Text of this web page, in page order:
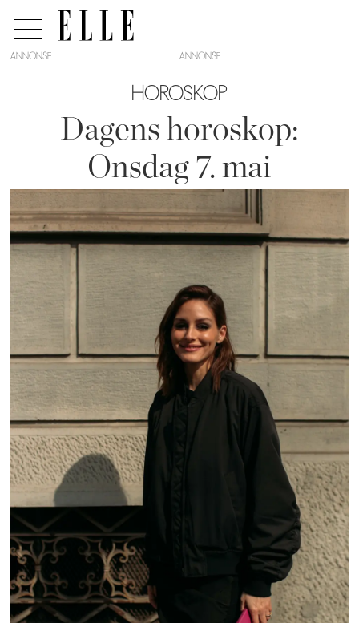
ANNONSE
HOROSKOP
Dagens horoskop:
Onsdag 7. mai